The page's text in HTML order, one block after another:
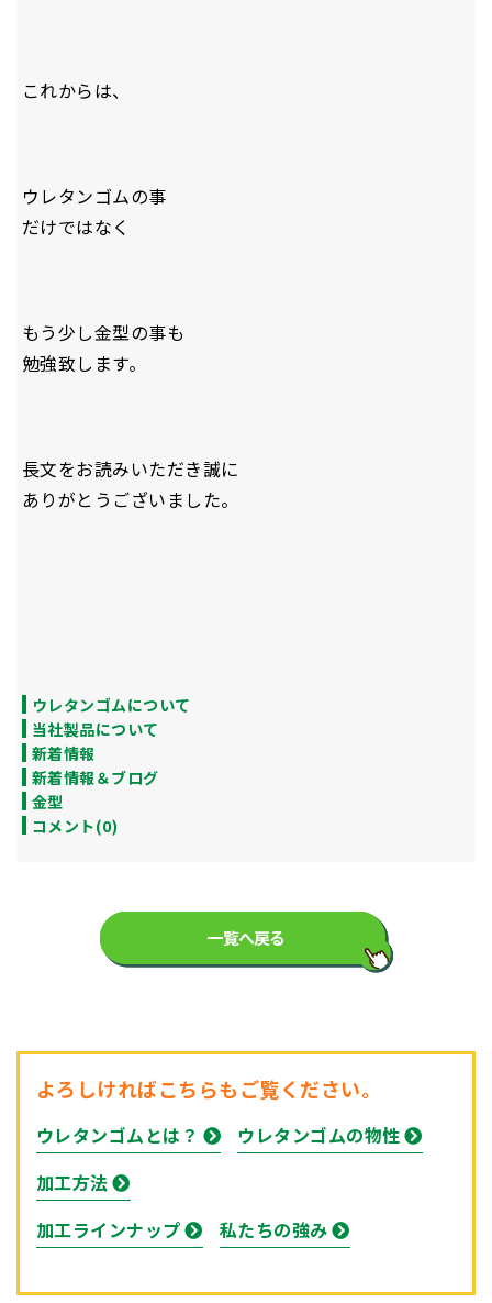
これからは、
ウレタンゴムの事
だけではなく
もう少し金型の事も
勉強致します。
長文をお読みいただき誠に
ありがとうございました。
ウレタンゴムについて
当社製品について
新着情報
新着情報＆ブログ
金型
コメント(0)
一覧へ戻る
よろしければこちらもご覧ください。
ウレタンゴムとは？
ウレタンゴムの物性
加工方法
加工ラインナップ
私たちの強み